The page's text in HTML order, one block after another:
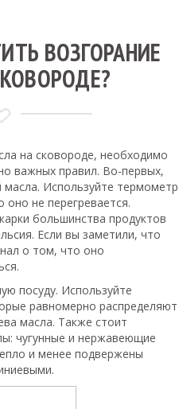
ВОЗГОРАНИЕ
на сковороде, необходимо
важных правил. Во-первых,
масла. Используйте термометр
не перегревается.
большинства продуктов
Если вы заметили, что
о том, что оно
посуду. Используйте
равномерно распределяют
масла. Также стоит
чугунные и нержавеющие
и менее подвержены